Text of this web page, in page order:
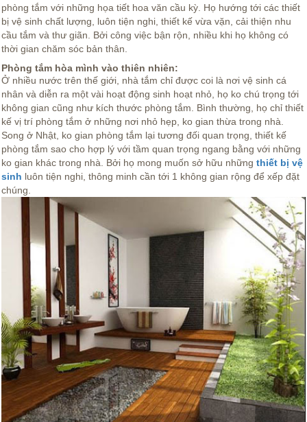
phòng tắm với những họa tiết hoa văn cầu kỳ. Họ hướng tới các thiết
bị vệ sinh chất lượng, luôn tiện nghi, thiết kế vừa vặn, cải thiện nhu
cầu tắm và thư giãn. Bởi công việc bận rộn, nhiều khi họ không có
thời gian chăm sóc bản thân.
Phòng tắm hòa mình vào thiên nhiên:
Ở nhiều nước trên thế giới, nhà tắm chỉ được coi là nơi vệ sinh cá
nhân và diễn ra một vài hoạt động sinh hoạt nhỏ, họ ko chú trọng tới
không gian cũng như kích thước phòng tắm. Bình thường, họ chỉ thiết
kế vị trí phòng tắm ở những nơi nhỏ hẹp, ko gian thừa trong nhà.
Song ở Nhật, ko gian phòng tắm lại tương đối quan trọng, thiết kế
phòng tắm sao cho hợp lý với tầm quan trọng ngang bằng với những
ko gian khác trong nhà. Bởi họ mong muốn sở hữu những thiết bị vệ
sinh luôn tiện nghi, thông minh cần tới 1 không gian rộng để xếp đặt
chúng.